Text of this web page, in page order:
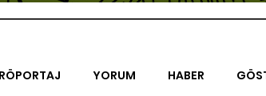
RÖPORTAJ YORUM HABER